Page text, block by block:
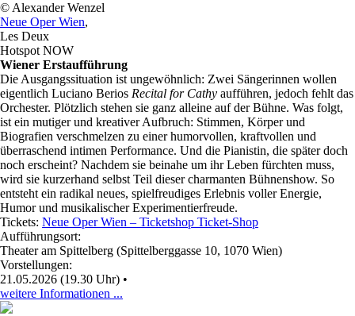
© Alexander Wenzel
Neue Oper Wien,
Les Deux
Hotspot NOW
Wiener Erstaufführung
Die Ausgangssituation ist ungewöhnlich: Zwei Sängerinnen wollen
eigentlich Luciano Berios Recital for Cathy aufführen, jedoch fehlt das
Orchester. Plötzlich stehen sie ganz alleine auf der Bühne. Was folgt,
ist ein mutiger und kreativer Aufbruch: Stimmen, Körper und
Biografien verschmelzen zu einer humorvollen, kraftvollen und
überraschend intimen Performance. Und die Pianistin, die später doch
noch erscheint? Nachdem sie beinahe um ihr Leben fürchten muss,
wird sie kurzerhand selbst Teil dieser charmanten Bühnenshow. So
entsteht ein radikal neues, spielfreudiges Erlebnis voller Energie,
Humor und musikalischer Experimentierfreude.
Tickets: Neue Oper Wien – Ticketshop Ticket-Shop
Aufführungsort:
Theater am Spittelberg (Spittelberggasse 10, 1070 Wien)
Vorstellungen:
21.05.2026 (19.30 Uhr) •
weitere Informationen ...